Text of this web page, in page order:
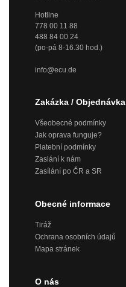
Hotline
778 00 11 88
488 84 00 24
(po-pá 8-16.30 hod.)
info@ecu.de
Zakázka / Objednávka
Všeobecné podmínky
Jak oprava funguje?
Platební podmínky
Zaslání k nám
Zasílání po ČR a SR
Obecné informace
Tiráž
Ochrana osobních údajů
Mapa stránek
O nás